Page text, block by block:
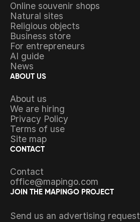
Online souvenir shops
Natural sites
Religious objects
Business store
For entrepreneurs
AI guide
News
ABOUT US
About us
We are hiring
Privacy Policy
Terms of use
Site map
CONTACT
Contact
office@mapingo.com
JOIN THE MAPINGO PROJECT
Send us an advertising